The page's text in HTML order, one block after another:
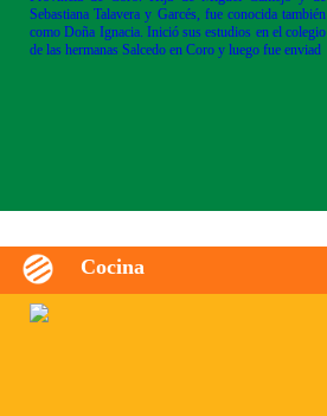
Sebastiana Talavera y Garcés, fue conocida también
como Doña Ignacia. Inició sus estudios en el colegio
de las hermanas Salcedo en Coro y luego fue enviad
Cocina